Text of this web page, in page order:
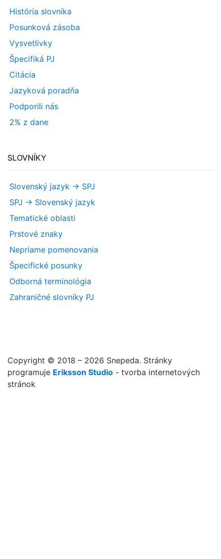
História slovníka
Posunková zásoba
Vysvetlivky
Špecifiká PJ
Citácia
Jazyková poradňa
Podporili nás
2% z dane
SLOVNÍKY
Slovenský jazyk -> SPJ
SPJ -> Slovenský jazyk
Tematické oblasti
Prstové znaky
Nepriame pomenovania
Špecifické posunky
Odborná terminológia
Zahraničné slovníky PJ
Copyright © 2018 – 2026 Snepeda. Stránky
programuje Eriksson Studio - tvorba internetových
stránok